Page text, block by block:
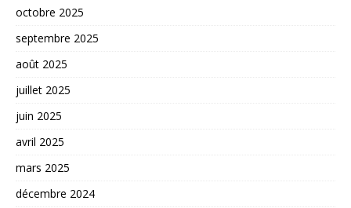
octobre 2025
septembre 2025
août 2025
juillet 2025
juin 2025
avril 2025
mars 2025
décembre 2024